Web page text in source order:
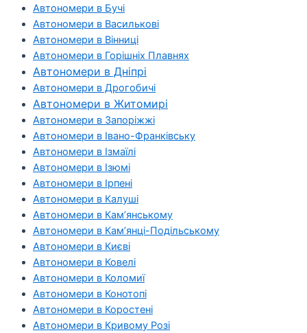
Автономери в Бучі
Автономери в Василькові
Автономери в Вінниці
Автономери в Горішніх Плавнях
Автономери в Дніпрі
Автономери в Дрогобичі
Автономери в Житомирі
Автономери в Запоріжжі
Автономери в Івано-Франківську
Автономери в Ізмаїлі
Автономери в Ізюмі
Автономери в Ірпені
Автономери в Калуші
Автономери в Кам’янському
Автономери в Кам’янці-Подільському
Автономери в Києві
Автономери в Ковелі
Автономери в Коломиї
Автономери в Конотопі
Автономери в Коростені
Автономери в Кривому Розі